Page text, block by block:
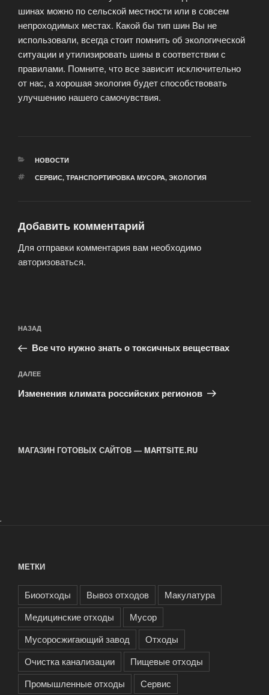
шинах можно по сельской местности или в совсем
непроходимых местах. Какой бы тип шин Вы не
использовали, всегда стоит помнить об экологической
ситуации и утилизировать шины в соответствии с
правилами. Помните, что все зависит исключительно
от нас, а хорошая экология будет способствовать
улучшению нашего самочувствия.
РУБРИКИ
НОВОСТИ
МЕТКИ
СЕРВИС, ТРАНСПОРТИРОВКА МУСОРА, ЭКОЛОГИЯ
Добавить комментарий
Для отправки комментария вам необходимо
авторизоваться.
по
записям
Предыдущая
запись:
НАЗАД
Все что нужно знать о токсичных веществах
Следующая
запись
ДАЛЕЕ
Изменения климата российских регионов
МАГАЗИН ГОТОВЫХ САЙТОВ — MARTSITE.RU
.
МЕТКИ
Биоотходы Вывоз отходов
Макулатура
Медицинские отходы
Мусор
Мусоросжигающий завод
Отходы
Очистка канализации
Пищевые отходы
Промышленные отходы
Сервис